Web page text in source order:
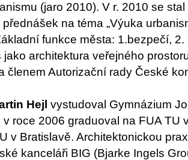
(jaro 2010). V r. 2010 se
přednášek na téma „Výuka
funkce města: 1.bezpečí,
jako architektura veřejného
členem Autorizační rady České
Hejl vystudoval Gymnázium
v roce 2006 graduoval na FUA TU
v Bratislavě. Architektonickou
kanceláři BIG (Bjarke Ingels